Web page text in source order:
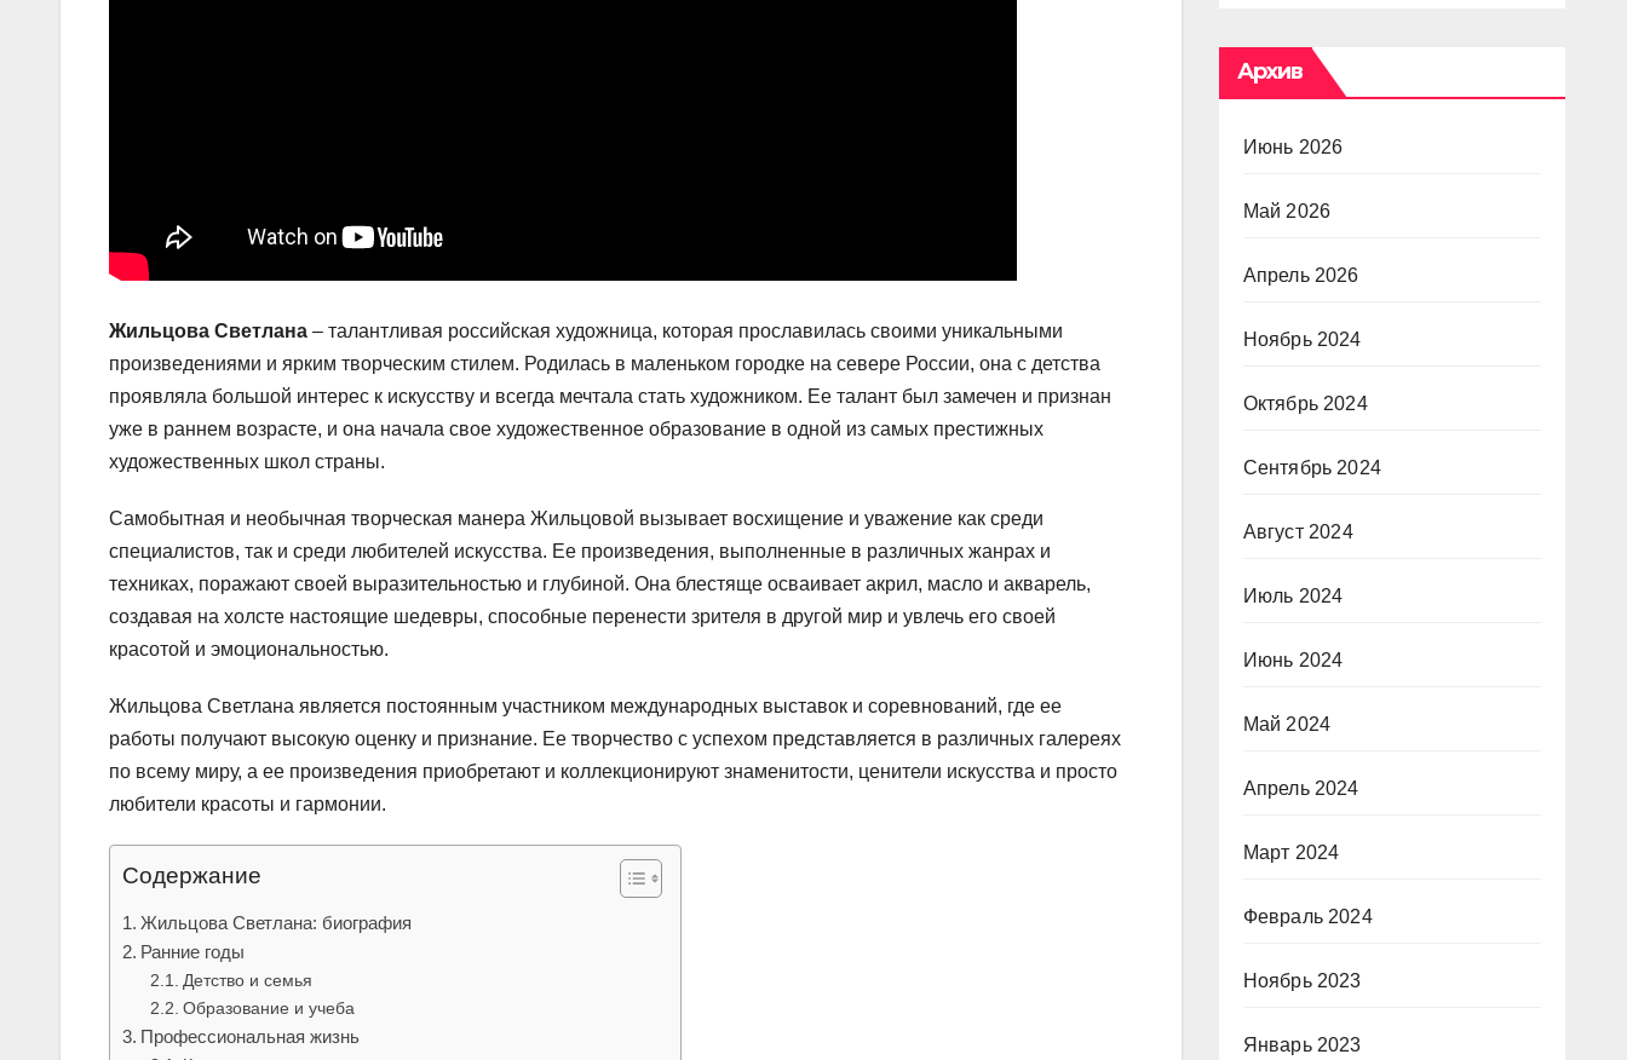
Жильцова Светлана – талантливая российская художница, которая прославилась своими уникальными
произведениями и ярким творческим стилем. Родилась в маленьком городке на севере России, она с детства
проявляла большой интерес к искусству и всегда мечтала стать художником. Ее талант был замечен и признан
уже в раннем возрасте, и она начала свое художественное образование в одной из самых престижных
художественных школ страны.
Самобытная и необычная творческая манера Жильцовой вызывает восхищение и уважение как среди
специалистов, так и среди любителей искусства. Ее произведения, выполненные в различных жанрах и
техниках, поражают своей выразительностью и глубиной. Она блестяще осваивает акрил, масло и акварель,
создавая на холсте настоящие шедевры, способные перенести зрителя в другой мир и увлечь его своей
красотой и эмоциональностью.
Жильцова Светлана является постоянным участником международных выставок и соревнований, где ее
работы получают высокую оценку и признание. Ее творчество с успехом представляется в различных галереях
по всему миру, а ее произведения приобретают и коллекционируют знаменитости, ценители искусства и просто
любители красоты и гармонии.
Содержание
Жильцова Светлана: биография
Ранние годы
Детство и семья
Образование и учеба
Профессиональная жизнь
Архив
Июнь 2026
Май 2026
Апрель 2026
Ноябрь 2024
Октябрь 2024
Сентябрь 2024
Август 2024
Июль 2024
Июнь 2024
Май 2024
Апрель 2024
Март 2024
Февраль 2024
Ноябрь 2023
Январь 2023